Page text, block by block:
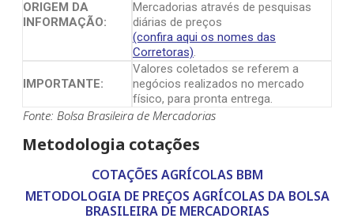
ORIGEM DA
INFORMAÇÃO:
Mercadorias através de pesquisas
diárias de preços
(confira aqui os nomes das
Corretoras).
IMPORTANTE:
Valores coletados se referem a
negócios realizados no mercado
físico, para pronta entrega.
Fonte: Bolsa Brasileira de Mercadorias
Metodologia cotações
COTAÇÕES AGRÍCOLAS BBM
METODOLOGIA DE PREÇOS AGRÍCOLAS DA BOLSA
BRASILEIRA DE MERCADORIAS